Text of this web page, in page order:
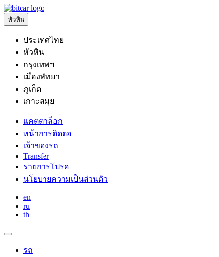
หัวหิน
ประเทศไทย
หัวหิน
กรุงเทพฯ
เมืองพัทยา
ภูเก็ต
เกาะสมุย
แคตตาล็อก
หน้าการติดต่อ
เจ้าของรถ
Transfer
รายการโปรด
นโยบายความเป็นส่วนตัว
en
ru
th
รถ